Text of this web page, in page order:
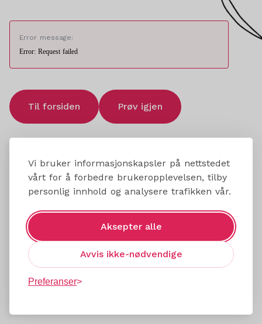
Vi bruker informasjonskapsler på nettstedet
vårt for å forbedre brukeropplevelsen, tilby
personlig innhold og analysere trafikken vår.
Aksepter alle
Avvis ikke-nødvendige
Preferanser
Error message:
Error: Request failed
Til forsiden Prøv igjen